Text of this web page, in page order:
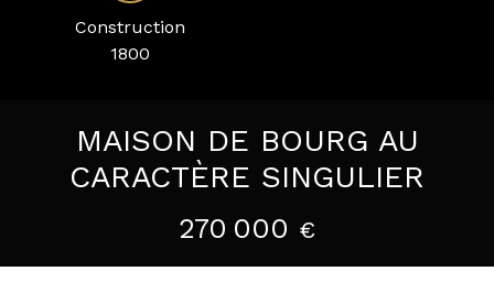
Construction
1800
MAISON DE BOURG AU
CARACTÈRE SINGULIER
270 000 €